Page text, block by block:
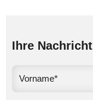
Ihre Nachricht